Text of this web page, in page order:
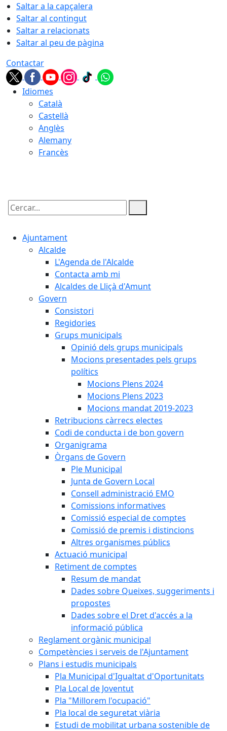
Saltar a la capçalera
Saltar al contingut
Saltar a relacionats
Saltar al peu de pàgina
Contactar
Idiomes
Català
Castellà
Anglès
Alemany
Francès
Cercar:
Ajuntament
Alcalde
L'Agenda de l'Alcalde
Contacta amb mi
Alcaldes de Lliçà d'Amunt
Govern
Consistori
Regidories
Grups municipals
Opinió dels grups municipals
Mocions presentades pels grups
polítics
Mocions Plens 2024
Mocions Plens 2023
Mocions mandat 2019-2023
Retribucions càrrecs electes
Codi de conducta i de bon govern
Organigrama
Òrgans de Govern
Ple Municipal
Junta de Govern Local
Consell administració EMO
Comissions informatives
Comissió especial de comptes
Comissió de premis i distincions
Altres organismes públics
Actuació municipal
Retiment de comptes
Resum de mandat
Dades sobre Queixes, suggeriments i
propostes
Dades sobre el Dret d'accés a la
informació pública
Reglament orgànic municipal
Competències i serveis de l'Ajuntament
Plans i estudis municipals
Pla Municipal d'Igualtat d'Oportunitats
Pla Local de Joventut
Pla "Millorem l'ocupació"
Pla local de seguretat viària
Estudi de mobilitat urbana sostenible de